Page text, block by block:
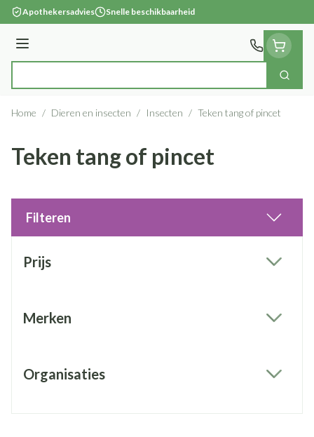
Ga naar de inhoud
Apothekersadvies Snelle beschikbaarheid
Menu
Zoek
Home / Dieren en insecten / Insecten / Teken tang of pincet
Teken tang of pincet
Filteren
Prijs
Merken
Organisaties